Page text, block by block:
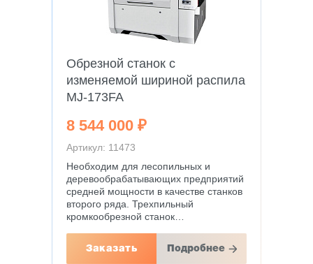
Обрезной станок с
изменяемой шириной распила
MJ-173FA
8 544 000 ₽
Артикул: 11473
Необходим для лесопильных и
деревообрабатывающих предприятий
средней мощности в качестве станков
второго ряда. Трехпильный
кромкообрезной станок…
Заказать Подробнее